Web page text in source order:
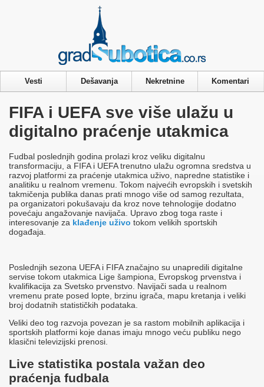
Vesti Dešavanja Nekretnine Komentari
FIFA i UEFA sve više ulažu u
digitalno praćenje utakmica
Fudbal poslednjih godina prolazi kroz veliku digitalnu
transformaciju, a FIFA i UEFA trenutno ulažu ogromna sredstva u
razvoj platformi za praćenje utakmica uživo, napredne statistike i
analitiku u realnom vremenu. Tokom najvećih evropskih i svetskih
takmičenja publika danas prati mnogo više od samog rezultata,
pa organizatori pokušavaju da kroz nove tehnologije dodatno
povećaju angažovanje navijača. Upravo zbog toga raste i
interesovanje za klađenje uživo tokom velikih sportskih
događaja.
Poslednjih sezona UEFA i FIFA značajno su unapredili digitalne
servise tokom utakmica Lige šampiona, Evropskog prvenstva i
kvalifikacija za Svetsko prvenstvo. Navijači sada u realnom
vremenu prate posed lopte, brzinu igrača, mapu kretanja i veliki
broj dodatnih statističkih podataka.
Veliki deo tog razvoja povezan je sa rastom mobilnih aplikacija i
sportskih platformi koje danas imaju mnogo veću publiku nego
klasični televizijski prenosi.
Live statistika postala važan deo
praćenja fudbala
Privacy & Cookies Policy